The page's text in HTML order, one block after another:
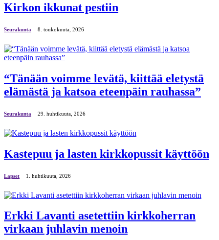
Kirkon ikkunat pestiin
Seurakunta 8. toukokuuta, 2026
“Tänään voimme levätä, kiittää eletystä
elämästä ja katsoa eteenpäin rauhassa”
Seurakunta 29. huhtikuuta, 2026
Kastepuu ja lasten kirkkopussit käyttöön
Lapset 1. huhtikuuta, 2026
Erkki Lavanti asetettiin kirkkoherran
virkaan juhlavin menoin